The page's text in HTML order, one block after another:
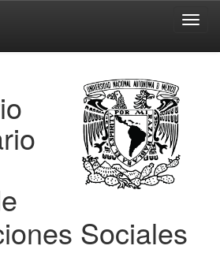
Sociales